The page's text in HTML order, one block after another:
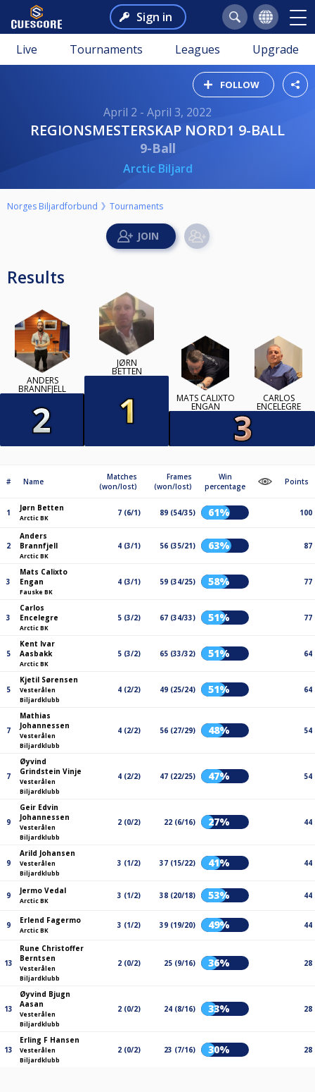
Sign in
Live Tournaments Leagues Upgrade
FOLLOW
April 2 - April 3, 2022
REGIONSMESTERSKAP NORD1 9-BALL
9-Ball
Arctic Biljard
Norges Biljardforbund Tournaments
Results
ANDERS
BRANNFJELL
JØRN
BETTEN
MATS CALIXTO
ENGAN
CARLOS
ENCELEGRE
# Name
Matches
(won/lost)
Frames
(won/lost)
Win
percentage
Points
1 Jørn Betten
Arctic BK
7 (6/1) 89 (54/35) 61% 100
2
Anders
Brannfjell
Arctic BK
4 (3/1) 56 (35/21) 63% 87
3
Mats Calixto
Engan
Fauske BK
4 (3/1) 59 (34/25) 58% 77
3
Carlos
Encelegre
Arctic BK
5 (3/2) 67 (34/33) 51% 77
5
Kent Ivar
Aasbakk
Arctic BK
5 (3/2) 65 (33/32) 51% 64
5
Kjetil Sørensen
Vesterålen
Biljardklubb
4 (2/2) 49 (25/24) 51% 64
7
Mathias
Johannessen
Vesterålen
Biljardklubb
4 (2/2) 56 (27/29) 48% 54
7
Øyvind
Grindstein Vinje
Vesterålen
Biljardklubb
4 (2/2) 47 (22/25) 47% 54
9
Geir Edvin
Johannessen
Vesterålen
Biljardklubb
2 (0/2) 22 (6/16) 27% 44
9
Arild Johansen
Vesterålen
Biljardklubb
3 (1/2) 37 (15/22) 41% 44
9 Jermo Vedal
Arctic BK
3 (1/2) 38 (20/18) 53% 44
9 Erlend Fagermo
Arctic BK
3 (1/2) 39 (19/20) 49% 44
13
Rune Christoffer
Berntsen
Vesterålen
Biljardklubb
2 (0/2) 25 (9/16) 36% 28
13
Øyvind Bjugn
Aasan
Vesterålen
Biljardklubb
2 (0/2) 24 (8/16) 33% 28
13
Erling F Hansen
Vesterålen
Biljardklubb
2 (0/2) 23 (7/16) 30% 28